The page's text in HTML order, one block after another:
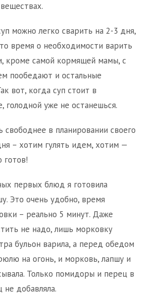
можно легко сварить на 2-3 дня,
время о необходимости варить
кроме самой кормящей мамы, с
пообедают и остальные
вот, когда суп стоит в
голодной уже не останешься.
в планировании своего
– хотим гулять идем, хотим —
готов!
первых блюд я готовила
Это очень удобно, время
– реально 5 минут. Даже
не надо, лишь морковку
бульон варила, а перед обедом
на огонь, и морковь, лапшу и
Только помидоры и перец в
добавляла.